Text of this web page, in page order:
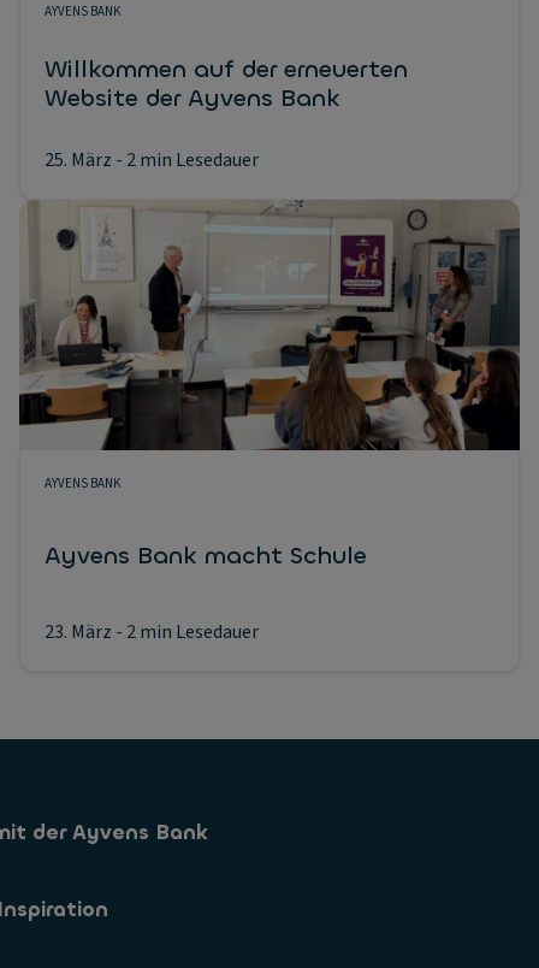
AYVENS BANK
Willkommen auf der erneuerten
Website der Ayvens Bank
25. März - 2 min Lesedauer
AYVENS BANK
Ayvens Bank macht Schule
23. März - 2 min Lesedauer
der Ayvens Bank